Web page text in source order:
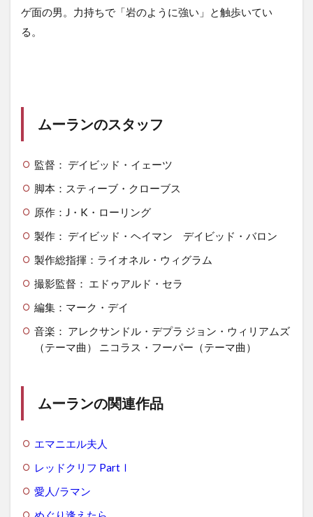
ゲ面の男。力持ちで「岩のように強い」と触歩いてい
る。
ムーランのスタッフ
監督： デイビッド・イェーツ
脚本：スティーブ・クローブス
原作：J・K・ローリング
製作： デイビッド・ヘイマン デイビッド・バロン
製作総指揮：ライオネル・ウィグラム
撮影監督： エドゥアルド・セラ
編集：マーク・デイ
音楽： アレクサンドル・デプラ ジョン・ウィリアムズ
（テーマ曲） ニコラス・フーパー（テーマ曲）
ムーランの関連作品
エマニエル夫人
レッドクリフ PartⅠ
愛人/ラマン